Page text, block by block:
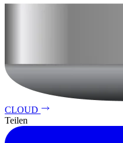
CLOUD
Teilen